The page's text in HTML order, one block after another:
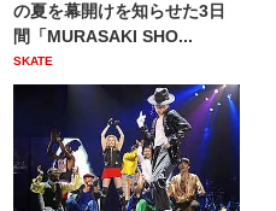
の夏を幕開けを知らせた3日
間「MURASAKI SHO...
SKATE